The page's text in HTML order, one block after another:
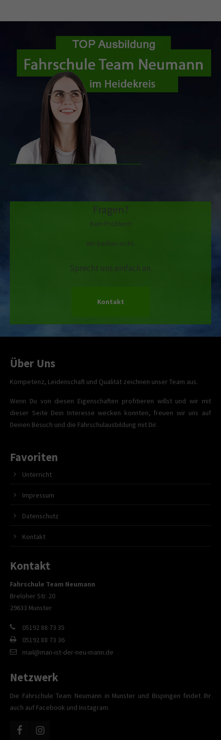
Fragen?
Kein Problem!
Wir beißen nicht.
Sprecht uns einfach an.
Kontakt
Über Uns
Kompetenz, Leidenschaft und Qualität zeichnen unser Team aus.
Wenn Du von diesen Eigenschaften profitieren willst und wir mit
dieser Seite Dein Interesse wecken konnten, freuen wir uns auf
Deinen Besuch und die Fahrschulausbildung mit Dir.
Favoriten
Unterricht
Impressum
Datenschutz
Kontakt
Kontakt
Fahrschule Team Neumann
Breloher Str. 20
29633 Munster
05192 88 73 35
05192 88 73 36
mail@man-ist-der-neu-mann.de
Netzwerk
Die Fahrschule Team Neumann in Munster und Bispingen findet Ihr
auch auf Facebook und Instagram.